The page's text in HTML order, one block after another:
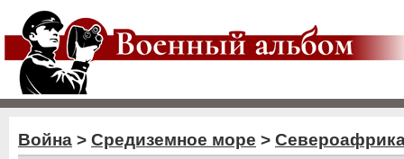
Война > Средиземное море >